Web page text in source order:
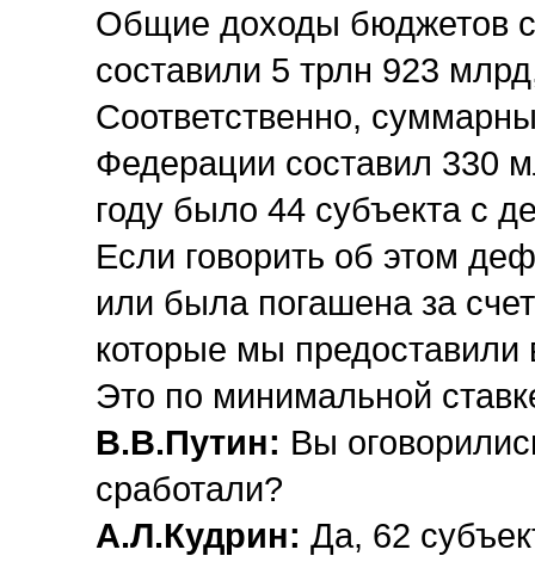
Общие доходы бюджетов
составили 5 трлн 923
Соответственно,
Федерации составил 330
году было 44 субъекта с
Если говорить об этом
или была погашена за
которые мы предоставили
Это по минимальной
В.В.Путин: Вы
сработали?
А.Л.Кудрин: Да, 62